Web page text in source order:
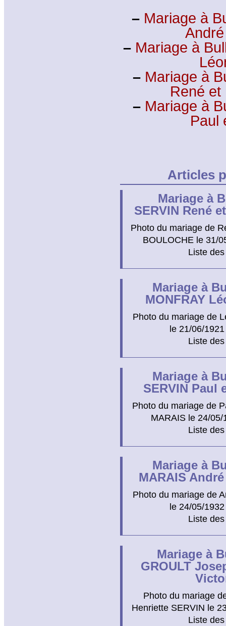
– Mariage à
– Mariage à
– Mariage à
René et
– Mariage à
Paul
Articles
Mariage à
SERVIN René
Photo du mariage de
BOULOCHE le 31/
Liste
Mariage à
MONFRAY
Photo du mariage de
le 21/06/
Liste
Mariage à
SERVIN Paul
Photo du mariage de
MARAIS le 24/
Liste
Mariage à
MARAIS
Photo du mariage de
le 24/05/
Liste
Mariage à
GROULT
Photo du mariage
Henriette SERVIN le
Liste